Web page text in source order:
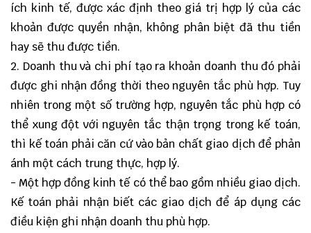
ích kinh tế, được xác định theo giá trị hợp lý của các
khoản được quyền nhận, không phân biệt đã thu tiền
hay sẽ thu được tiền.
2. Doanh thu và chi phí tạo ra khoản doanh thu đó phải
được ghi nhận đồng thời theo nguyên tắc phù hợp. Tuy
nhiên trong một số trường hợp, nguyên tắc phù hợp có
thể xung đột với nguyên tắc thận trọng trong kế toán,
thì kế toán phải căn cứ vào bản chất giao dịch để phản
ánh một cách trung thực, hợp lý.
- Một hợp đồng kinh tế có thể bao gồm nhiều giao dịch.
Kế toán phải nhận biết các giao dịch để áp dụng các
điều kiện ghi nhận doanh thu phù hợp.